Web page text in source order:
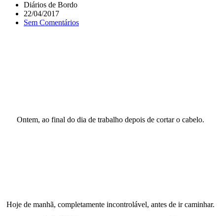
Diários de Bordo
22/04/2017
Sem Comentários
Ontem, ao final do dia de trabalho depois de cortar o cabelo.
Hoje de manhã, completamente incontrolável, antes de ir caminhar.